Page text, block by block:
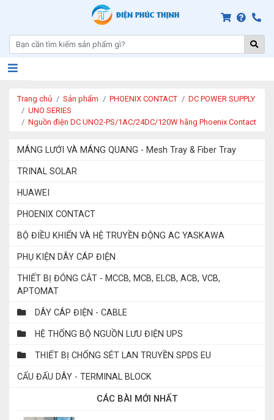
Trang chủ Sản phẩm PHOENIX CONTACT
DC POWER SUPPLY
UNO SERIES
Nguồn điện DC UNO2-PS/1AC/24DC/120W hãng Phoenix Contact
MÁNG LƯỚI VÀ MÁNG QUANG - Mesh Tray & Fiber Tray
TRINAL SOLAR
HUAWEI
PHOENIX CONTACT
BỘ ĐIỀU KHIỂN VÀ HỆ TRUYỀN ĐỘNG AC YASKAWA
PHỤ KIỆN DÂY CÁP ĐIỆN
THIẾT BỊ ĐÓNG CẮT - MCCB, MCB, ELCB, ACB, VCB,
APTOMAT
DÂY CÁP ĐIỆN - CABLE
HỆ THỐNG BỘ NGUỒN LƯU ĐIỆN UPS
THIẾT BỊ CHỐNG SÉT LAN TRUYỀN SPDS EU
CẤU ĐẤU DÂY - TERMINAL BLOCK
CÁC BÀI MỚI NHẤT